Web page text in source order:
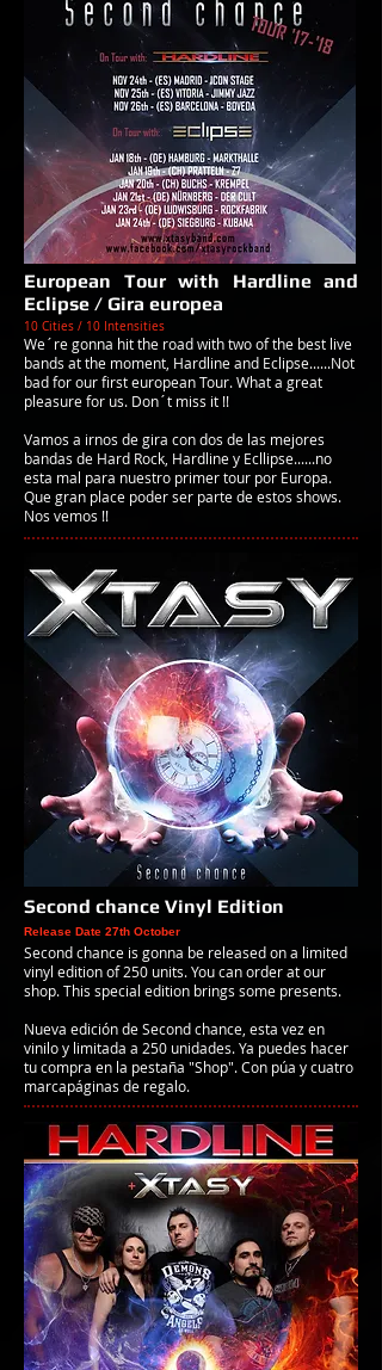
European Tour with Hardline and
Eclipse / Gira europea
10 Cities / 10 Intensities
We´re gonna hit the road with two of the best live
bands at the moment, Hardline and Eclipse......Not
bad for our first european Tour. What a great
pleasure for us. Don´t miss it !!
Vamos a irnos de gira con dos de las mejores
bandas de Hard Rock, Hardline y Ecllipse......no
esta mal para nuestro primer tour por Europa.
Que gran place poder ser parte de estos shows.
Nos vemos !!
Second chance Vinyl Edition
Release Date 27th October
Second chance is gonna be released on a limited
vinyl edition of 250 units. You can order at our
shop. This special edition brings some presents.
Nueva edición de Second chance, esta vez en
vinilo y limitada a 250 unidades. Ya puedes hacer
tu compra en la pestaña "Shop". Con púa y cuatro
marcapáginas de regalo.